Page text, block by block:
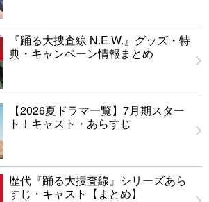
『踊る大捜査線 N.E.W.』グッズ・特
典・キャンペーン情報まとめ
【2026夏ドラマ一覧】7月期スター
ト！キャスト・あらすじ
歴代『踊る大捜査線』シリーズあら
すじ・キャスト【まとめ】